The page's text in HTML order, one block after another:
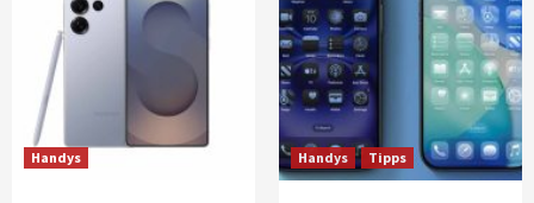
Handys Handys Tipps